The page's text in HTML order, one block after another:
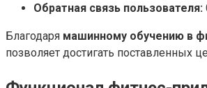
Обратная связь пользователя:
Благодаря машинному обучению в
позволяет достигать поставленных